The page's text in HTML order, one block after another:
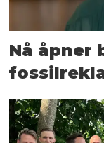
Nå åpner